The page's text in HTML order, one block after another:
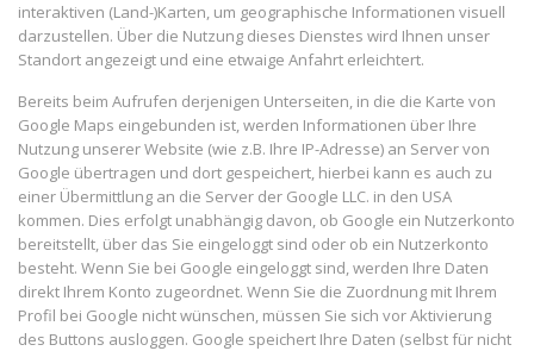
interaktiven (Land-)Karten, um geographische Informationen visuell
darzustellen. Über die Nutzung dieses Dienstes wird Ihnen unser
Standort angezeigt und eine etwaige Anfahrt erleichtert.
Bereits beim Aufrufen derjenigen Unterseiten, in die die Karte von
Google Maps eingebunden ist, werden Informationen über Ihre
Nutzung unserer Website (wie z.B. Ihre IP-Adresse) an Server von
Google übertragen und dort gespeichert, hierbei kann es auch zu
einer Übermittlung an die Server der Google LLC. in den USA
kommen. Dies erfolgt unabhängig davon, ob Google ein Nutzerkonto
bereitstellt, über das Sie eingeloggt sind oder ob ein Nutzerkonto
besteht. Wenn Sie bei Google eingeloggt sind, werden Ihre Daten
direkt Ihrem Konto zugeordnet. Wenn Sie die Zuordnung mit Ihrem
Profil bei Google nicht wünschen, müssen Sie sich vor Aktivierung
des Buttons ausloggen. Google speichert Ihre Daten (selbst für nicht